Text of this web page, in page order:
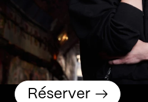
Réserver